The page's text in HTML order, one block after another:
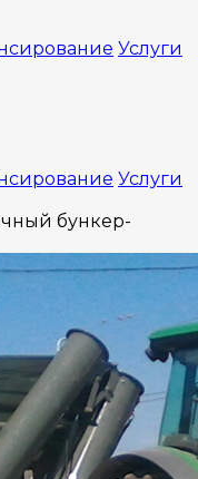
Услуги
Услуги
бункер-